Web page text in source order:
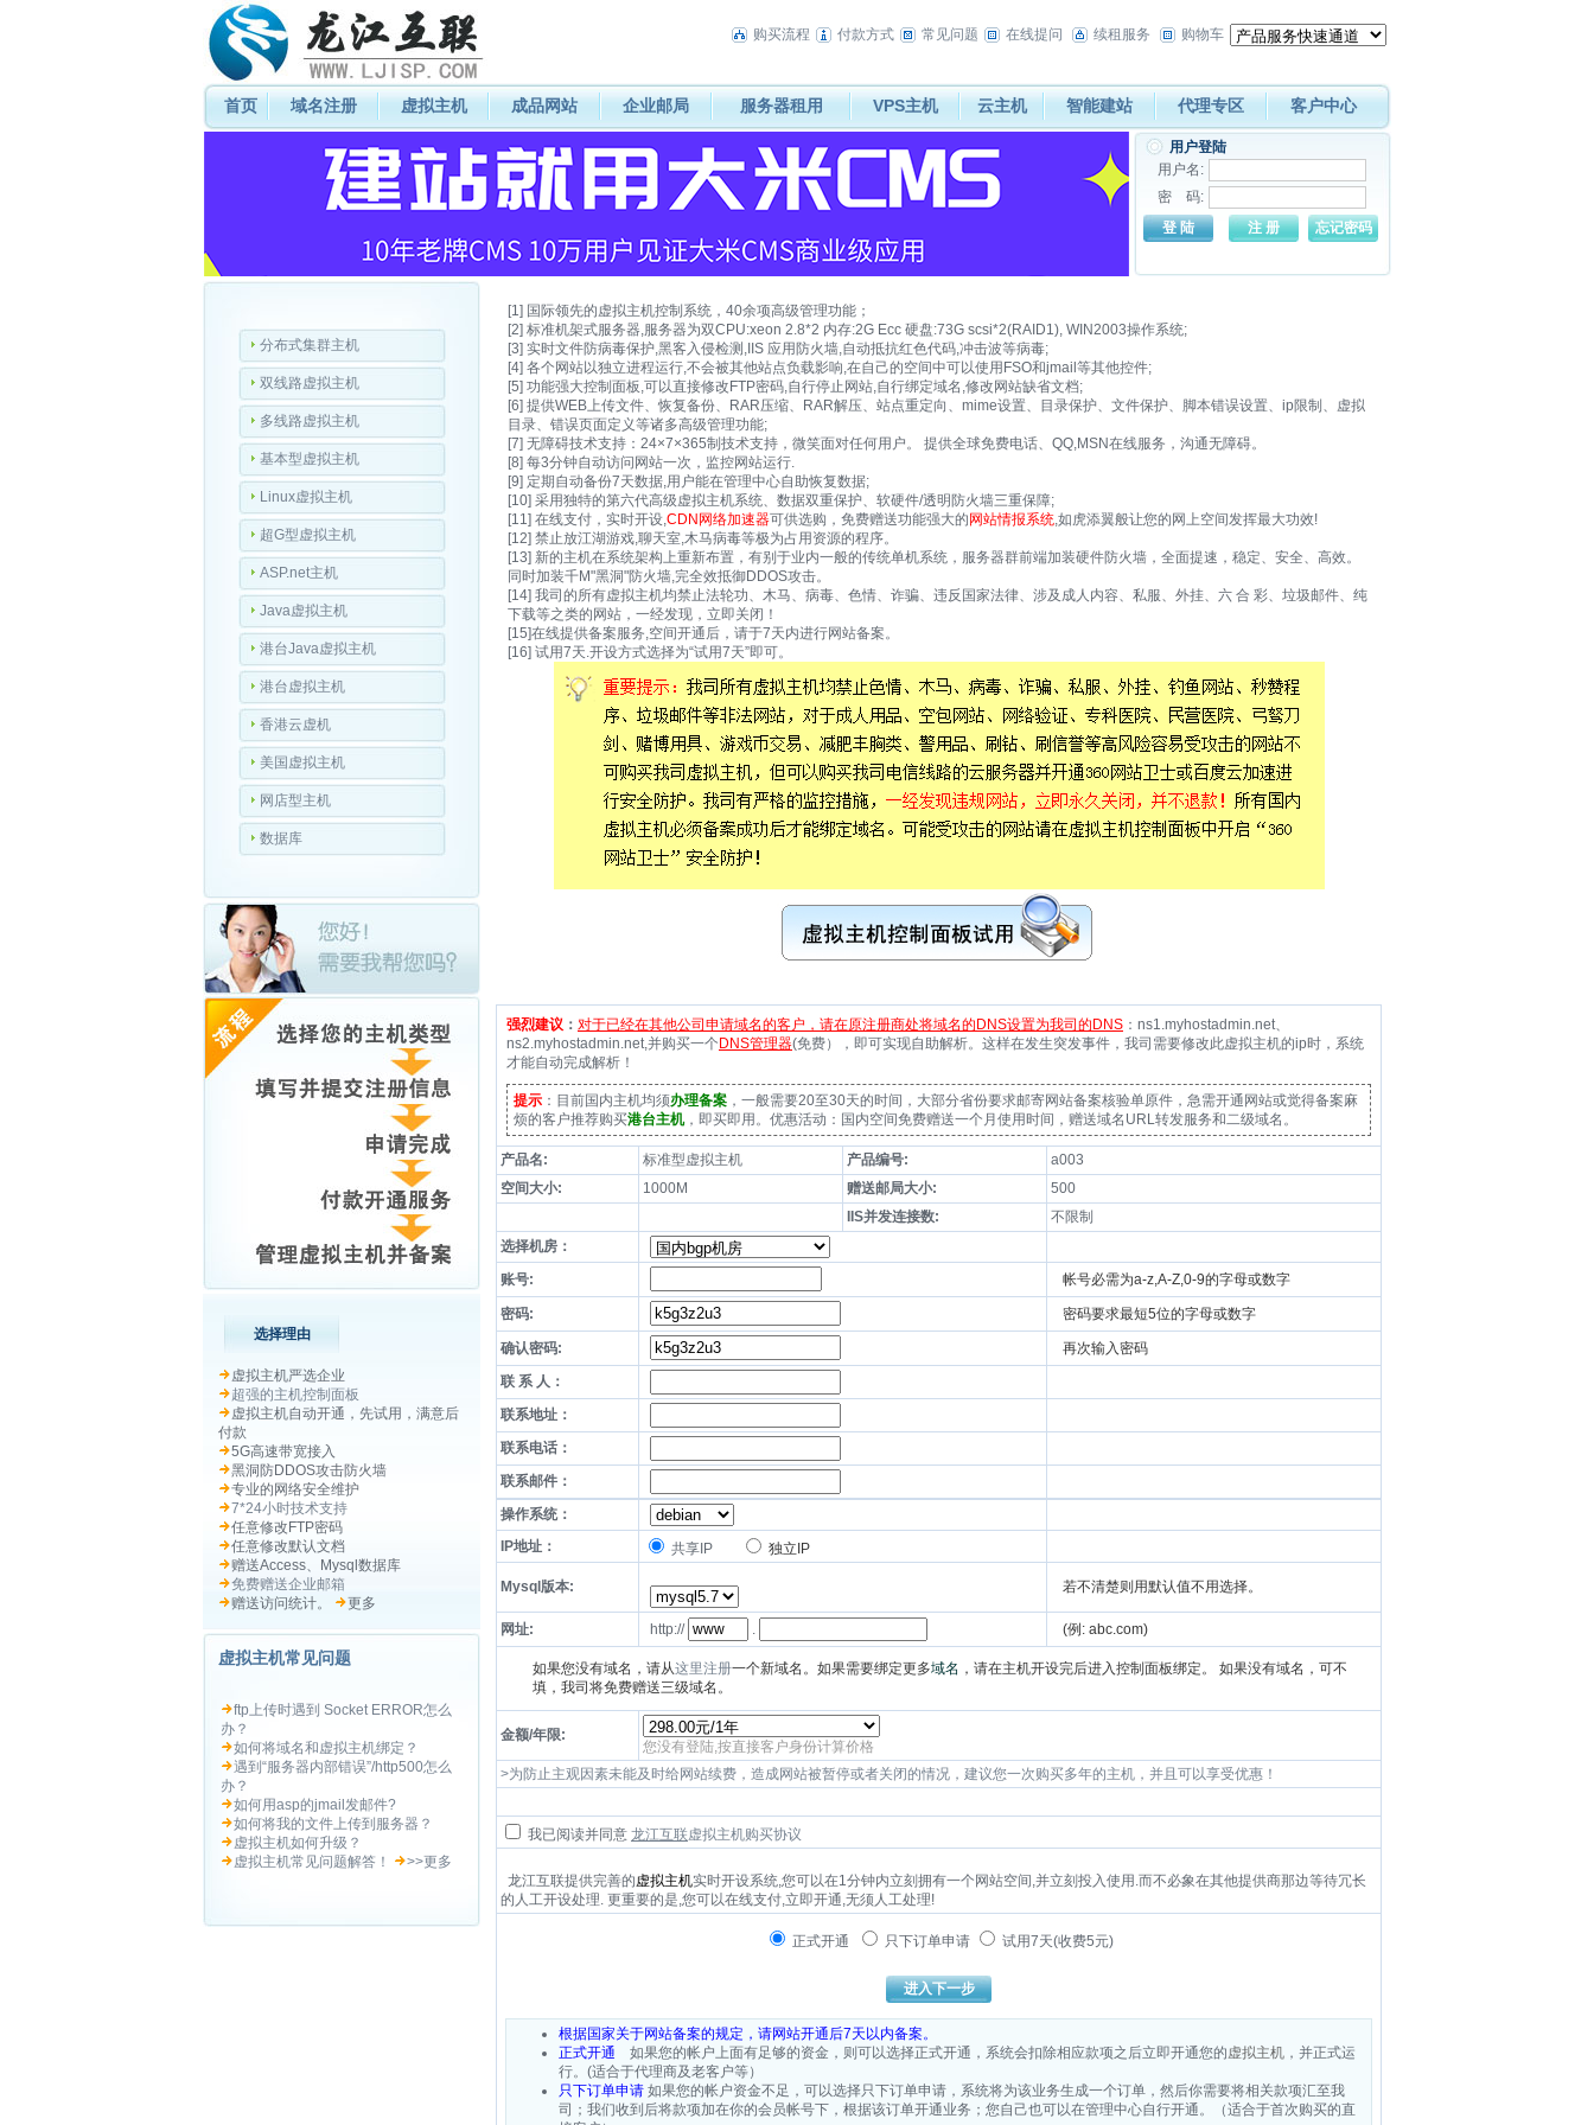
购买流程 付款方式 常见问题 在线提问 续租服务 购物车
首页 域名注册 虚拟主机 成品网站 企业邮局 服务器租用 VPS主机 云主机 智能建站 代理专区 客户中心
用户登陆
用户名:
密 码:
分布式集群主机
双线路虚拟主机
多线路虚拟主机
基本型虚拟主机
Linux虚拟主机
超G型虚拟主机
ASP.net主机
Java虚拟主机
港台Java虚拟主机
港台虚拟主机
香港云虚机
美国虚拟主机
网店型主机
数据库
选择理由
虚拟主机严选企业
超强的主机控制面板
虚拟主机自动开通，先试用，满意后
付款
5G高速带宽接入
黑洞防DDOS攻击防火墙
专业的网络安全维护
7*24小时技术支持
任意修改FTP密码
任意修改默认文档
赠送Access、Mysql数据库
免费赠送企业邮箱
赠送访问统计。
更多
虚拟主机常见问题
ftp上传时遇到 Socket ERROR怎么
办？
如何将域名和虚拟主机绑定？
遇到“服务器内部错误”/http500怎么
办？
如何用asp的jmail发邮件?
如何将我的文件上传到服务器？
虚拟主机如何升级？
虚拟主机常见问题解答！
>>更多
[1] 国际领先的虚拟主机控制系统，40余项高级管理功能；
[2] 标准机架式服务器,服务器为双CPU:xeon 2.8*2 内存:2G Ecc 硬盘:73G scsi*2(RAID1), WIN2003操作系统;
[3] 实时文件防病毒保护,黑客入侵检测,IIS 应用防火墙,自动抵抗红色代码,冲击波等病毒;
[4] 各个网站以独立进程运行,不会被其他站点负载影响,在自己的空间中可以使用FSO和jmail等其他控件;
[5] 功能强大控制面板,可以直接修改FTP密码,自行停止网站,自行绑定域名,修改网站缺省文档;
[6] 提供WEB上传文件、恢复备份、RAR压缩、RAR解压、站点重定向、mime设置、目录保护、文件保护、脚本错误设置、ip限制、虚拟
目录、错误页面定义等诸多高级管理功能;
[7] 无障碍技术支持：24×7×365制技术支持，微笑面对任何用户。 提供全球免费电话、QQ,MSN在线服务，沟通无障碍。
[8] 每3分钟自动访问网站一次，监控网站运行.
[9] 定期自动备份7天数据,用户能在管理中心自助恢复数据;
[10] 采用独特的第六代高级虚拟主机系统、数据双重保护、软硬件/透明防火墙三重保障;
[11] 在线支付，实时开设,CDN网络加速器可供选购，免费赠送功能强大的 网站情报系统,如虎添翼般让您的网上空间发挥最大功效!
[12] 禁止放江湖游戏,聊天室,木马病毒等极为占用资源的程序。
[13] 新的主机在系统架构上重新布置，有别于业内一般的传统单机系统，服务器群前端加装硬件防火墙，全面提速，稳定、安全、高效。
同时加装千M"黑洞"防火墙,完全效抵御DDOS攻击。
[14] 我司的所有虚拟主机均禁止法轮功、木马、病毒、色情、诈骗、违反国家法律、涉及成人内容、私服、外挂、六 合 彩、垃圾邮件、纯
下载等之类的网站，一经发现，立即关闭！
[15]在线提供备案服务,空间开通后，请于7天内进行网站备案。
[16] 试用7天.开设方式选择为“试用7天”即可。
强烈建议 ： 对于已经在其他公司申请域名的客户，请在原注册商处将域名的DNS设置为我司的DNS ：ns1.myhostadmin.net、
ns2.myhostadmin.net,并购买一个 DNS管理器(免费），即可实现自助解析。这样在发生突发事件，我司需要修改此虚拟主机的ip时，系统
才能自动完成解析！
提示 ：目前国内主机均须办理备案 ，一般需要20至30天的时间，大部分省份要求邮寄网站备案核验单原件，急需开通网站或觉得备案麻
烦的客户推荐购买港台主机，即买即用。优惠活动：国内空间免费赠送一个月使用时间，赠送域名URL转发服务和二级域名。
产品名: 标准型虚拟主机 产品编号:
a003
空间大小:
1000M 赠送邮局大小:
500
IIS并发连接数:
不限制
选择机房：
账号:
帐号必需为a-z,A-Z,0-9的字母或数字
密码: 密码要求最短5位的字母或数字
确认密码:
再次输入密码
联 系 人：
联系地址：
联系电话：
联系邮件：
操作系统：
IP地址：
共享IP 独立IP
Mysql版本: 若不清楚则用默认值不用选择。
网址: http:// . (例: abc.com)
如果您没有域名，请从这里注册一个新域名。如果需要绑定更多域名 ，请在主机开设完后进入控制面板绑定。 如果没有域名，可不
填，我司将免费赠送三级域名。
金额/年限:
您没有登陆,按直接客户身份计算价格
>为防止主观因素未能及时给网站续费，造成网站被暂停或者关闭的情况，建议您一次购买多年的主机，并且可以享受优惠！
我已阅读并同意 龙江互联虚拟主机购买协议
龙江互联提供完善的虚拟主机实时开设系统,您可以在1分钟内立刻拥有一个网站空间,并立刻投入使用.而不必象在其他提供商那边等待冗长
的人工开设处理. 更重要的是,您可以在线支付,立即开通,无须人工处理!
正式开通 只下订单申请 试用7天(收费5元)
根据国家关于网站备案的规定，请网站开通后7天以内备案。
正式开通 如果您的帐户上面有足够的资金，则可以选择正式开通，系统会扣除相应款项之后立即开通您的虚拟主机 ，并正式运
行。(适合于代理商及老客户等）
只下订单申请 如果您的帐户资金不足，可以选择只下订单申请，系统将为该业务生成一个订单，然后你需要将相关款项汇至我
司；我们收到后将款项加在你的会员帐号下，根据该订单开通业务；您自己也可以在管理中心自行开通。（适合于首次购买的直